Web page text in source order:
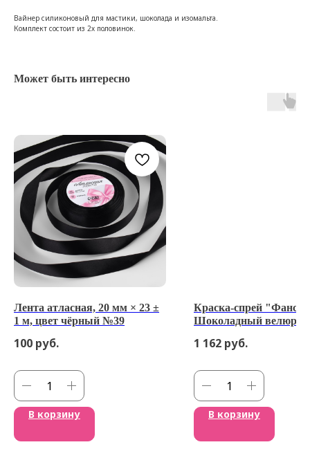
Вайнер силиконовый для мастики, шоколада и изомальта.
Комплект состоит из 2х половинок.
Может быть интересно
Лента атласная, 20 мм × 23 ±
1 м, цвет чёрный №39
100 руб.
В корзину
Краска-спрей "Фанси"
Шоколадный велюр
1 162 руб.
В корзину